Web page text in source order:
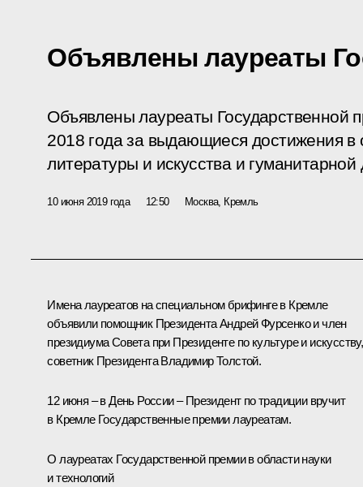
Объявлены лауреаты
Объявлены лауреаты Государственной
2018 года за выдающиеся достижения в
литературы и искусства и гуманитарной
10 июня 2019 года 12:50 Москва, Кремль
Имена лауреатов на специальном брифинге в Кремле
объявили помощник ПрезидентаАндрей Фурсенкои член
президиума Совета при Президенте по культуре и искусству,
советник ПрезидентаВладимир Толстой.
12 июня – в День России – Президент по традиции вручит
в Кремле Государственные премии лауреатам.
О лауреатах Государственной премии в области науки
и технологий